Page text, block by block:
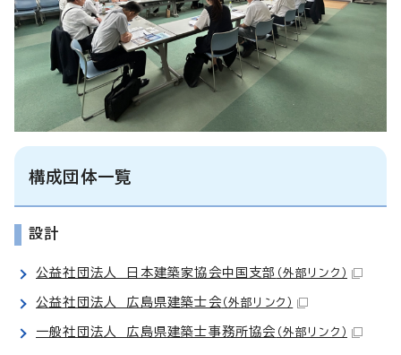
構成団体一覧
設計
公益社団法人 日本建築家協会中国支部 （外部リンク）
公益社団法人 広島県建築士会 （外部リンク）
一般社団法人 広島県建築士事務所協会 （外部リンク）